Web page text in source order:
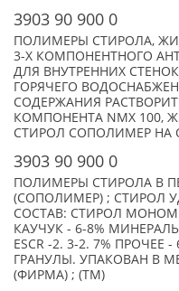
3903 90 900 0
ПОЛИМЕРЫ СТИРОЛА,
3-Х КОМПОНЕНТНОГО
ДЛЯ ВНУТРЕННИХ
ГОРЯЧЕГО
СОДЕРЖАНИЯ
КОМПОНЕНТА NMX 100,
СТИРОЛ СОПОЛИМЕР НА
3903 90 900 0
ПОЛИМЕРЫ СТИРОЛА В
(СОПОЛИМЕР) ; СТИРОЛ
СОСТАВ: СТИРОЛ
КАУЧУК - 6-8%
ESCR -2. 3-2. 7%
ГРАНУЛЫ. УПАКОВАН В
(ФИРМА) ; (TM)